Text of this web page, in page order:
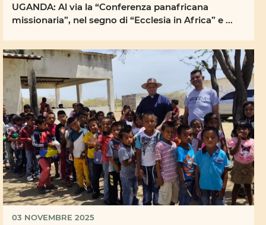
UGANDA: Al via la “Conferenza panafricana
missionaria”, nel segno di “Ecclesia in Africa” e ...
03 NOVEMBRE 2025